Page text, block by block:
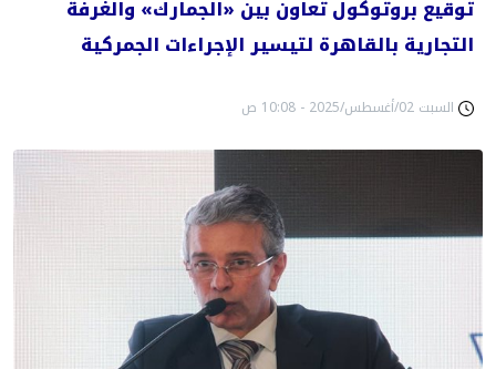
توقيع بروتوكول تعاون بين «الجمارك» والغرفة
التجارية بالقاهرة لتيسير الإجراءات الجمركية
السبت 02/أغسطس/2025 - 10:08 ص